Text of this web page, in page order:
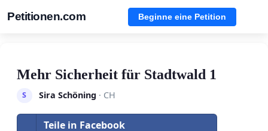
Petitionen.com Beginne eine Petition
Mehr Sicherheit für Stadtwald 1
S Sira Schöning · CH
Teile in Facebook